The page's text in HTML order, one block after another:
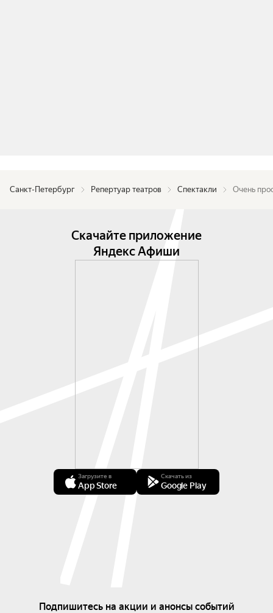
Санкт-Петербург Репертуар театров Спектакли Очень
Скачайте приложение
Яндекс Афиши
Загрузите в
App Store
Скачать из
Google Play
Подпишитесь на акции и анонсы событий